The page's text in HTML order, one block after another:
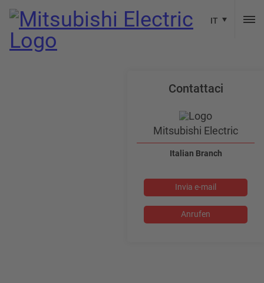
IT
Contattaci
Mitsubishi Electric
Italian Branch
Invia e-mail
Anrufen